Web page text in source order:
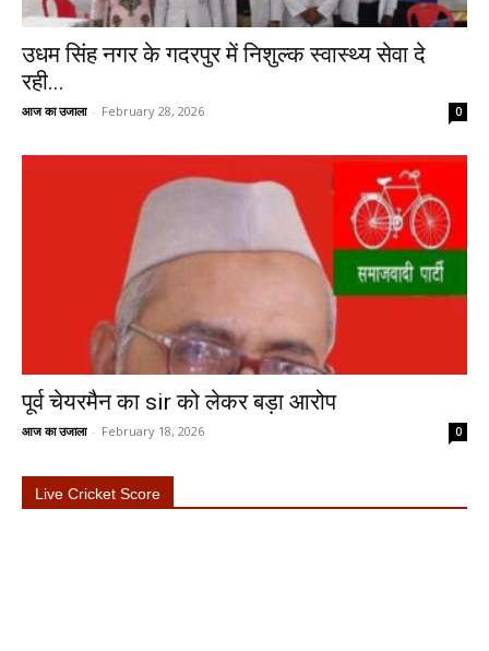
उधम सिंह नगर के गदरपुर में निशुल्क स्वास्थ्य सेवा दे
रही...
आज का उजाला - February 28, 2026 0
पूर्व चेयरमैन का sir को लेकर बड़ा आरोप
आज का उजाला - February 18, 2026 0
Live Cricket Score